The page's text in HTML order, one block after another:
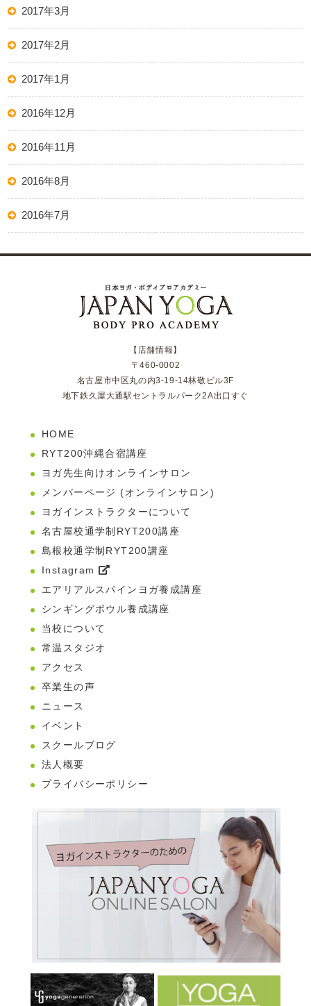
2017年3月
2017年2月
2017年1月
2016年12月
2016年11月
2016年8月
2016年7月
【店舗情報】
〒460-0002
名古屋市中区丸の内3-19-14林敬ビル3F
地下鉄久屋大通駅セントラルパーク2A出口すぐ
HOME
RYT200沖縄合宿講座
ヨガ先生向けオンラインサロン
メンバーページ (オンラインサロン)
ヨガインストラクターについて
名古屋校通学制RYT200講座
島根校通学制RYT200講座
Instagram
エアリアルスパインヨガ養成講座
シンギングボウル養成講座
当校について
常温スタジオ
アクセス
卒業生の声
ニュース
イベント
スクールブログ
法人概要
プライバシーポリシー